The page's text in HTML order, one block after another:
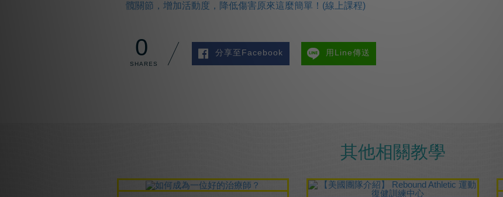
髖關節，增加活動度，降低傷害原來這麼簡單！(線上課程)
0 分享至Facebook 用Line傳送
其他相關教學